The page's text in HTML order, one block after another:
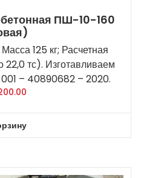
ПШ-10-160
125 кг; Расчетная
22,0 тс). Изготавливаем
001 – 40890682 – 2020.